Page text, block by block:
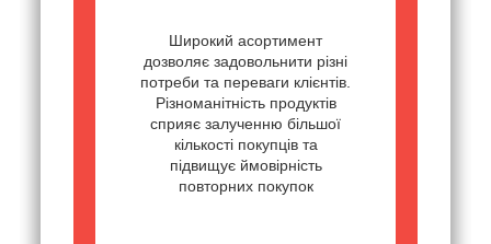
Широкий асортимент
дозволяє задовольнити різні
потреби та переваги клієнтів.
Різноманітність продуктів
сприяє залученню більшої
кількості покупців та
підвищує ймовірність
повторних покупок